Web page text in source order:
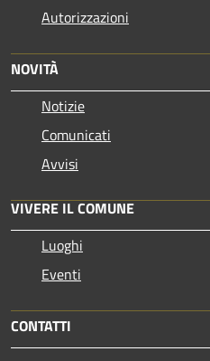
Autorizzazioni
NOVITÀ
Notizie
Comunicati
Avvisi
VIVERE IL COMUNE
Luoghi
Eventi
CONTATTI